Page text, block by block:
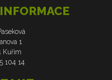
1
Kuřim
104 14